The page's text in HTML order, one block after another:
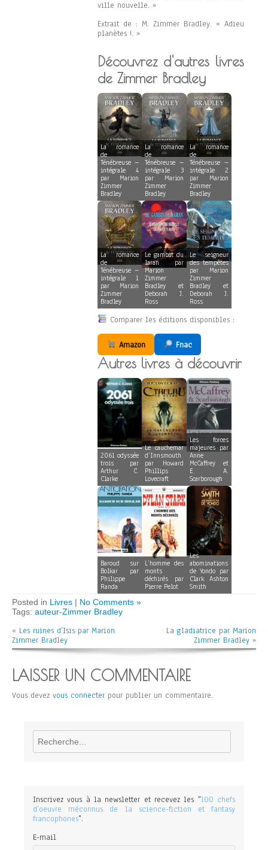
ville nouvelle. »
Extrait de : M. Zimmer Bradley. « Adieu
planètes !. »
Découvrez d'autres livres
de Zimmer Bradley
La romance
de
Ténébreuse –
intégrale 4
par Marion
Zimmer
Bradley
La romance
de
Ténébreuse –
intégrale 3
par Marion
Zimmer
Bradley
La romance
de
Ténébreuse –
intégrale 2
par Marion
Zimmer
Bradley
La romance
de
Ténébreuse –
intégrale 1
par Marion
Zimmer
Bradley
Le gambit du
laran par
Marion
Zimmer
Bradley et
Deborah J.
Ross
Le seigneur
des tempêtes
par Marion
Zimmer
Bradley et
Deborah J.
Ross
Comparer les éditions disponibles :
Amazon Fnac
Autres livres à découvrir
2061 odyssée
trois par
Arthur C.
Clarke
Le cauchemar
d’Innsmouth
par Howard
Phillips
Lovecraft
Les forces
majeures par
Anne
McCaffrey et
E. A.
Scarborough
Baroud sur
Bolkar par
Philippe
Randa
L’homme des
monts
déchirés par
Pierre Pelot
Les
abominations
de Yondo par
Clark Ashton
Smith
Posted in Livres | No Comments »
Tags: auteur-Zimmer Bradley
« Les ruines d’Isis par Marion
Zimmer Bradley
La gladiatrice par Marion
Zimmer Bradley »
LAISSER UN COMMENTAIRE
Vous devez vous connecter pour publier un commentaire.
Rechercher
Inscrivez vous à la newsletter et recevez les "100 chefs
d'oeuvre méconnus de la science-fiction et fantasy
francophones".
E-mail